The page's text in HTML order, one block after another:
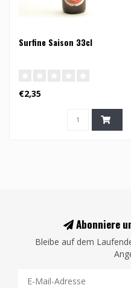
Surfine Saison 33cl
€2,35
Abonniere
Bleibe auf dem